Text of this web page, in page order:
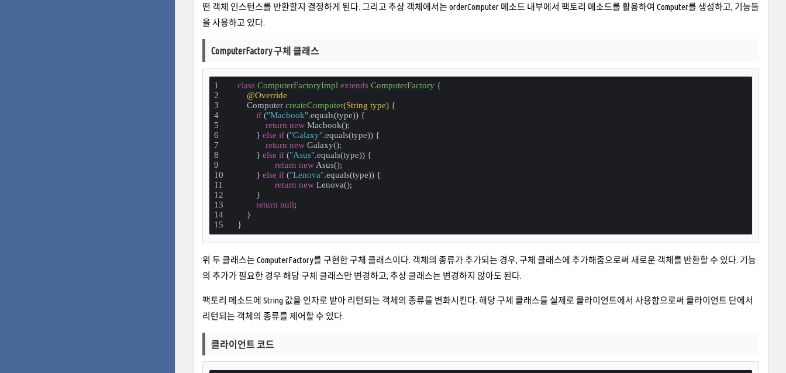
떤 객체 인스턴스를 반환할지 결정하게 된다. 그리고 추상 객체에서는 orderComputer 메소드 내부에서 팩토리 메소드를 활용하여 Computer를 생성하고, 기능들
을 사용하고 있다.
ComputerFactory 구체 클래스
class ComputerFactoryImpl extends ComputerFactory {
@Override
Computer createComputer(String type) {
if ("Macbook".equals(type)) {
return new Macbook();
        }
else if ("Galaxy".equals(type)) {
return new Galaxy();
        }
else if ("Asus".equals(type)) {
return new Asus();
        }
else if ("Lenova".equals(type)) {
return new Lenova();
        }
return null;
    }
}
위 두 클래스는 ComputerFactory를 구현한 구체 클래스이다. 객체의 종류가 추가되는 경우, 구체 클래스에 추가해줌으로써 새로운 객체를 반환할 수 있다. 기능
의 추가가 필요한 경우 해당 구체 클래스만 변경하고, 추상 클래스는 변경하지 않아도 된다.
팩토리 메소드에 String 값을 인자로 받아 리턴되는 객체의 종류를 변화시킨다. 해당 구체 클래스를 실제로 클라이언트에서 사용함으로써 클라이언트 단에서
리턴되는 객체의 종류를 제어할 수 있다.
클라이언트 코드